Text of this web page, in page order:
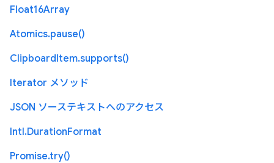
Float16Array
Atomics.pause()
ClipboardItem.supports()
Iterator メソッド
JSON ソーステキストへのアクセス
Intl.DurationFormat
Promise.try()